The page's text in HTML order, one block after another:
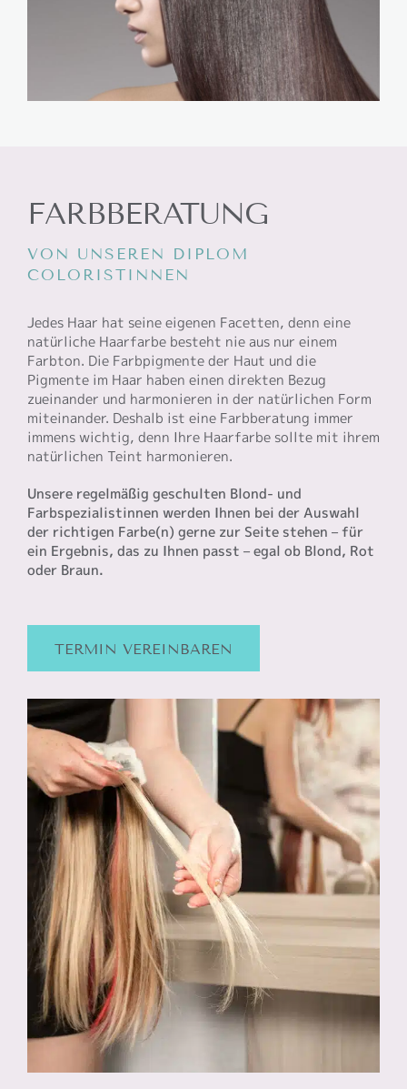
FARBBERATUNG
VON UNSEREN DIPLOM
COLORISTINNEN
Jedes Haar hat seine eigenen Facetten, denn eine
natürliche Haarfarbe besteht nie aus nur einem
Farbton. Die Farbpigmente der Haut und die
Pigmente im Haar haben einen direkten Bezug
zueinander und harmonieren in der natürlichen Form
miteinander. Deshalb ist eine Farbberatung immer
immens wichtig, denn Ihre Haarfarbe sollte mit ihrem
natürlichen Teint harmonieren.
Unsere regelmäßig geschulten Blond- und
Farbspezialistinnen werden Ihnen bei der Auswahl
der richtigen Farbe(n) gerne zur Seite stehen – für
ein Ergebnis, das zu Ihnen passt – egal ob Blond, Rot
oder Braun.
TERMIN VEREINBAREN